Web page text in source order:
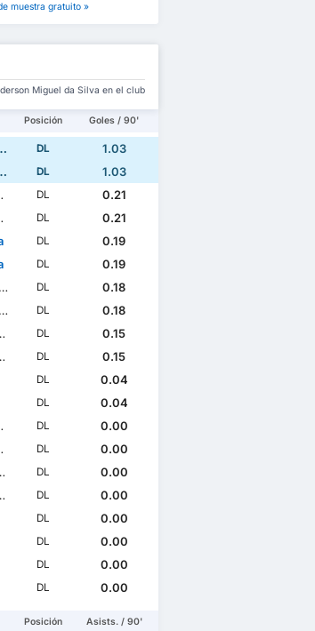
muestra gratuito »
Miguel da Silva en el club
Posición Goles / 90'
DL
1.03
DL
1.03
DL
0.21
DL
0.21
DL
0.19
DL
0.19
DL
0.18
DL
0.18
DL
0.15
DL
0.15
DL
0.04
DL
0.04
DL
0.00
DL
0.00
DL
0.00
DL
0.00
DL
0.00
DL
0.00
DL
0.00
DL 0.00
Posición Asists. / 90'